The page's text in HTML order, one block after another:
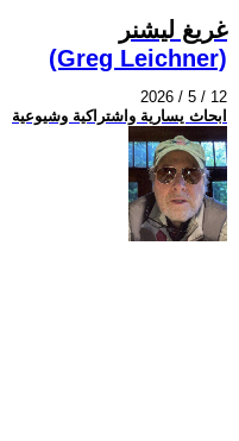
غريغ ليشنر
(Greg Leichner)
2026 / 5 / 12
ابحاث يسارية واشتراكية وشيوعية